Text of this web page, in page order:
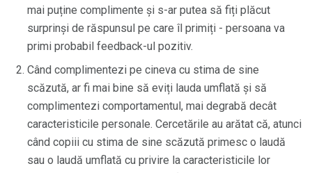
mai puține complimente și s-ar putea să fiți plăcut
surprinși de răspunsul pe care îl primiți - persoana va
primi probabil feedback-ul pozitiv.
Când complimentezi pe cineva cu stima de sine
scăzută, ar fi mai bine să eviți lauda umflată și să
complimentezi comportamentul, mai degrabă decât
caracteristicile personale. Cercetările au arătat că, atunci
când copiii cu stima de sine scăzută primesc o laudă
sau o laudă umflată cu privire la caracteristicile lor